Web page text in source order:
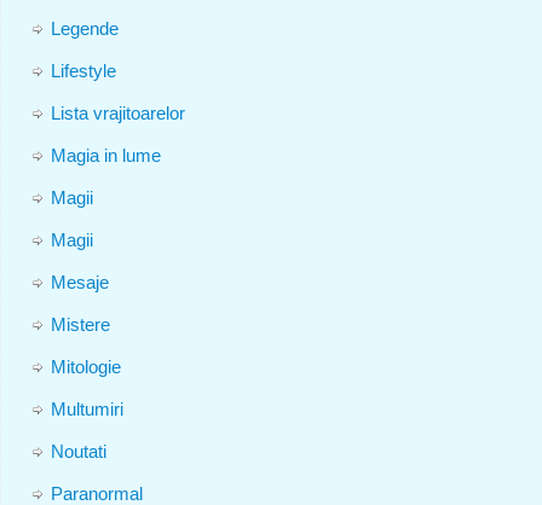
Legende
Lifestyle
Lista vrajitoarelor
Magia in lume
Magii
Magii
Mesaje
Mistere
Mitologie
Multumiri
Noutati
Paranormal